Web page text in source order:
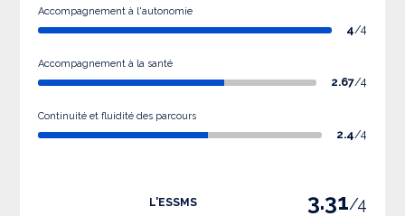
Accompagnement à l'autonomie
4/4
Accompagnement à la santé
2.67/4
Continuité et fluidité des parcours
2.4/4
L'ESSMS 3.31/4